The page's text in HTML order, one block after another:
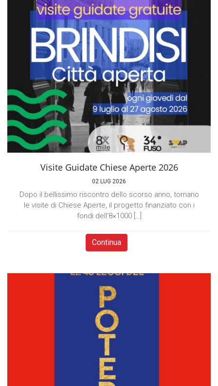
Visite Guidate Chiese Aperte 2026
02 LUG 2026
Dopo il bellissimo riscontro dello scorso anno, tornano
le visite di Chiese Aperte, il progetto finanziato con i
fondi dell’8×1000 […]
Continua